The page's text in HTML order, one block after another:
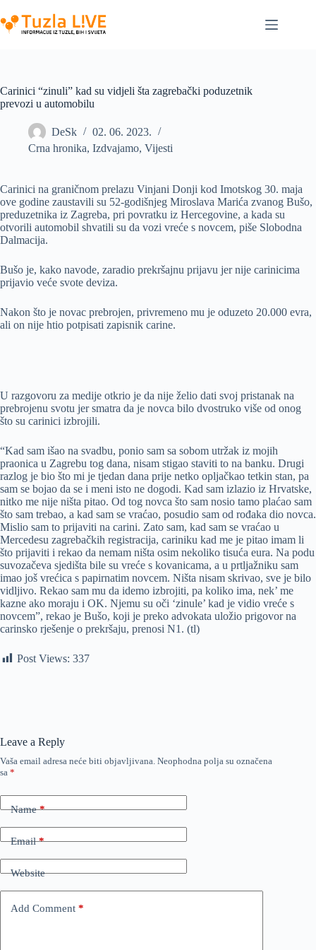
to
content
Carinici “zinuli” kad su vidjeli šta zagrebački poduzetnik
prevozi u automobilu
DeSk
02. 06. 2023.
Crna hronika, Izdvajamo, Vijesti
Carinici na graničnom prelazu Vinjani Donji kod Imotskog 30. maja
ove godine zaustavili su 52-godišnjeg Miroslava Marića zvanog Bušo,
preduzetnika iz Zagreba, pri povratku iz Hercegovine, a kada su
otvorili automobil shvatili su da vozi vreće s novcem, piše Slobodna
Dalmacija.
Bušo je, kako navode, zaradio prekršajnu prijavu jer nije carinicima
prijavio veće svote deviza.
Nakon što je novac prebrojen, privremeno mu je oduzeto 20.000 evra,
ali on nije htio potpisati zapisnik carine.
U razgovoru za medije otkrio je da nije želio dati svoj pristanak na
prebrojenu svotu jer smatra da je novca bilo dvostruko više od onog
što su carinici izbrojili.
“Kad sam išao na svadbu, ponio sam sa sobom utržak iz mojih
praonica u Zagrebu tog dana, nisam stigao staviti to na banku. Drugi
razlog je bio što mi je tjedan dana prije netko opljačkao tetkin stan, pa
sam se bojao da se i meni isto ne dogodi. Kad sam izlazio iz Hrvatske,
nitko me nije ništa pitao. Od tog novca što sam nosio tamo plaćao sam
što sam trebao, a kad sam se vraćao, posudio sam od rođaka dio novca.
Mislio sam to prijaviti na carini. Zato sam, kad sam se vraćao u
Mercedesu zagrebačkih registracija, cariniku kad me je pitao imam li
što prijaviti i rekao da nemam ništa osim nekoliko tisuća eura. Na podu
suvozačeva sjedišta bile su vreće s kovanicama, a u prtljažniku sam
imao još vrećica s papirnatim novcem. Ništa nisam skrivao, sve je bilo
vidljivo. Rekao sam mu da idemo izbrojiti, pa koliko ima, nek’ me
kazne ako moraju i OK. Njemu su oči ‘zinule’ kad je vidio vreće s
novcem”, rekao je Bušo, koji je preko advokata uložio prigovor na
carinsko rješenje o prekršaju, prenosi N1. (tl)
Post Views: 337
Leave a Reply
Vaša email adresa neće biti objavljivana. Neophodna polja su označena
sa *
Name*
Email*
Website
Add Comment *